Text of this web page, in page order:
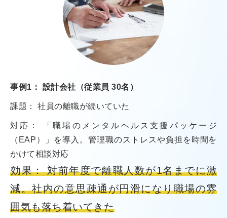
事例1： 設計会社（従業員 30名）
課題： 社員の離職が続いていた
対応： 「職場のメンタルヘルス支援パッケージ
（EAP）」を導入。管理職のストレスや負担を時間を
かけて相談対応
効果： 対前年度で離職人数が1名までに激
減。社内の意思疎通が円滑になり職場の雰
囲気も落ち着いてきた